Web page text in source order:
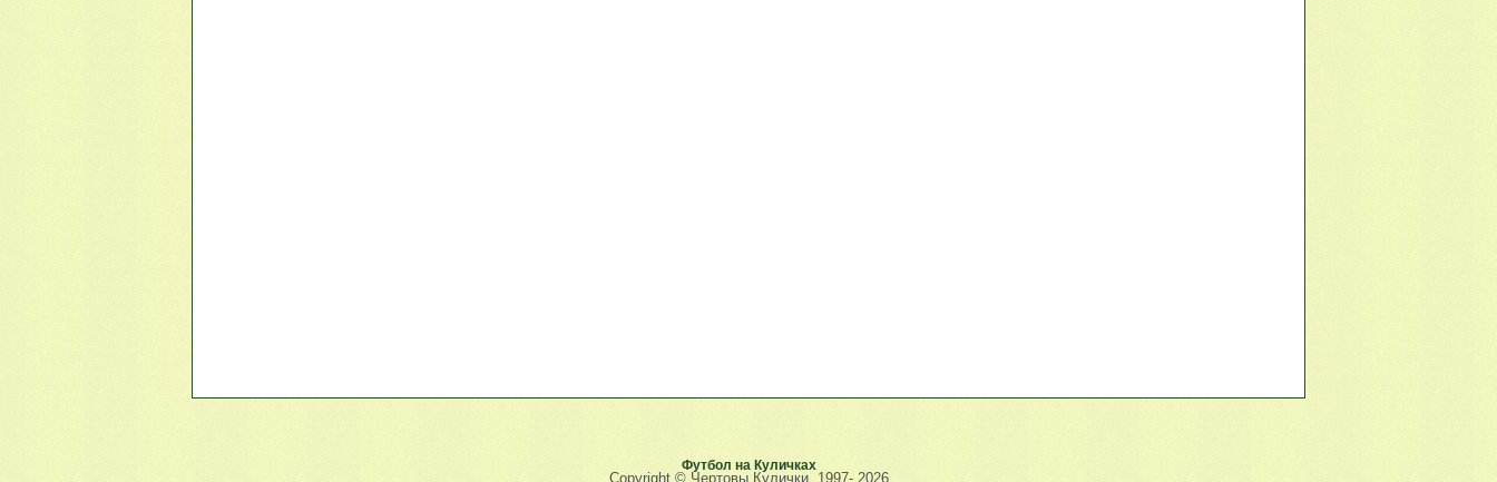
Футбол на Куличках
Copyright © Чертовы Кулички, 1997- 2026